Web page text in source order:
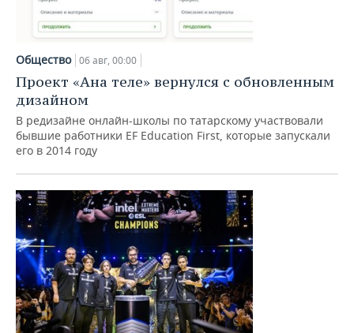
Общество 06 авг, 00:00
Проект «Ана теле» вернулся с обновленным
дизайном
В редизайне онлайн-школы по татарскому участвовали
бывшие работники EF Education First, которые запускали
его в 2014 году